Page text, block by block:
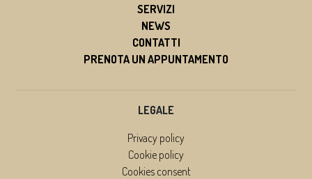
SERVIZI
NEWS
CONTATTI
PRENOTA UN APPUNTAMENTO
LEGALE
Privacy policy
Cookie policy
Cookies consent